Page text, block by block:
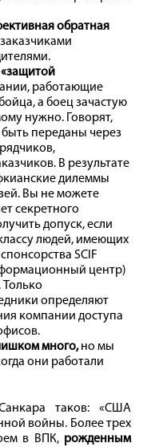
обратная
работающие
а боец зачастую
нужно. Говорят,
переданы через
В результате
дилеммы
Вы не можете
секретного
допуск, если
людей, имеющих
SCIF
центр)
Только
определяют
компании доступа
много,но мы
они работали
таков: «США
вой­ны. Более трех
в ВПК, рожденным